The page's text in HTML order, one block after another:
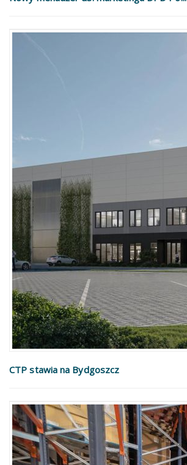
CTP stawia na Bydgoszcz